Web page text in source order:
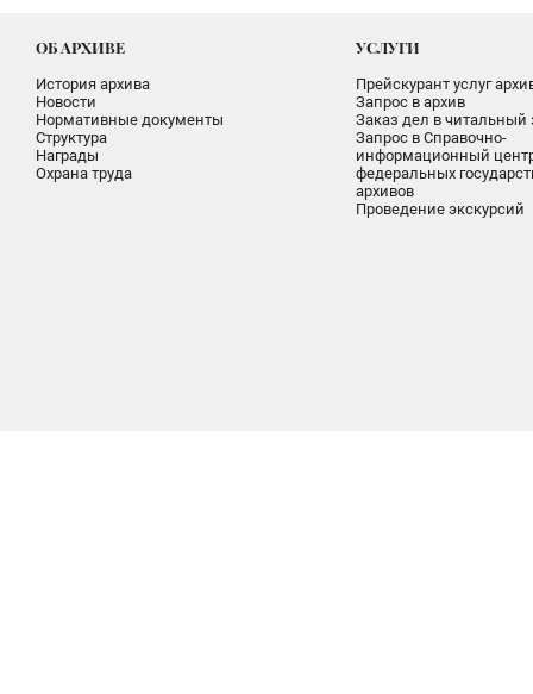
ОБ АРХИВЕ
История архива
Новости
Нормативные документы
Структура
Награды
Охрана труда
УСЛУГИ
Прейскурант услуг
Запрос в архив
Заказ дел в читальный
Запрос в Справочно-
информационный
федеральных
архивов
Проведение экскурсий